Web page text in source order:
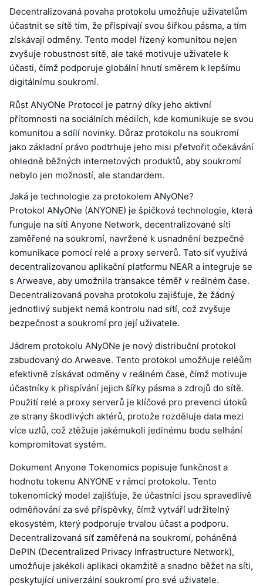
Decentralizovaná povaha protokolu umožňuje uživatelům
účastnit se sítě tím, že přispívají svou šířkou pásma, a tím
získávají odměny. Tento model řízený komunitou nejen
zvyšuje robustnost sítě, ale také motivuje uživatele k
účasti, čímž podporuje globální hnutí směrem k lepšímu
digitálnímu soukromí.
Růst ANyONe Protocol je patrný díky jeho aktivní
přítomnosti na sociálních médiích, kde komunikuje se svou
komunitou a sdílí novinky. Důraz protokolu na soukromí
jako základní právo podtrhuje jeho misi přetvořit očekávání
ohledně běžných internetových produktů, aby soukromí
nebylo jen možností, ale standardem.
Jaká je technologie za protokolem ANyONe?
Protokol ANyONe (ANYONE) je špičková technologie, která
funguje na síti Anyone Network, decentralizované síti
zaměřené na soukromí, navržené k usnadnění bezpečné
komunikace pomocí relé a proxy serverů. Tato síť využívá
decentralizovanou aplikační platformu NEAR a integruje se
s Arweave, aby umožnila transakce téměř v reálném čase.
Decentralizovaná povaha protokolu zajišťuje, že žádný
jednotlivý subjekt nemá kontrolu nad sítí, což zvyšuje
bezpečnost a soukromí pro její uživatele.
Jádrem protokolu ANyONe je nový distribuční protokol
zabudovaný do Arweave. Tento protokol umožňuje reléům
efektivně získávat odměny v reálném čase, čímž motivuje
účastníky k přispívání jejich šířky pásma a zdrojů do sítě.
Použití relé a proxy serverů je klíčové pro prevenci útoků
ze strany škodlivých aktérů, protože rozděluje data mezi
více uzlů, což ztěžuje jakémukoli jedinému bodu selhání
kompromitovat systém.
Dokument Anyone Tokenomics popisuje funkčnost a
hodnotu tokenu ANYONE v rámci protokolu. Tento
tokenomický model zajišťuje, že účastníci jsou spravedlivě
odměňováni za své příspěvky, čímž vytváří udržitelný
ekosystém, který podporuje trvalou účast a podporu.
Decentralizovaná síť zaměřená na soukromí, poháněná
DePIN (Decentralized Privacy Infrastructure Network),
umožňuje jakékoli aplikaci okamžitě a snadno běžet na síti,
poskytující univerzální soukromí pro své uživatele.